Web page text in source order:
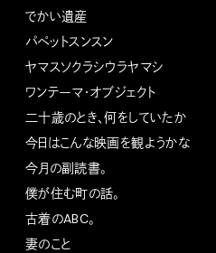
でかい遺産
パペットスンスン
ヤマスソクラシウラヤマシ
ワンテーマ・オブジェクト
二十歳のとき、何をしていたか
今日はこんな映画を観ようかな
今月の副読書。
僕が住む町の話。
古着のABC。
妻のこと